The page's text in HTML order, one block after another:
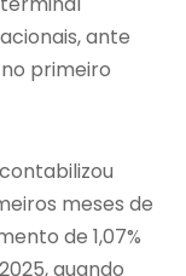
ante
primeiro
meses de
de 1,07%
quando